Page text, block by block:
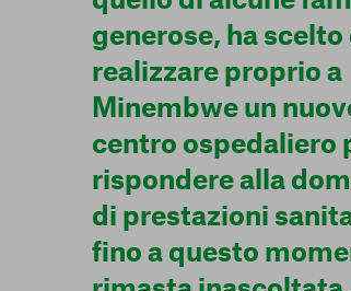
generose, ha scelto
realizzare proprio a
Minembwe un
centro ospedaliero
rispondere alla
di prestazioni
fino a questo